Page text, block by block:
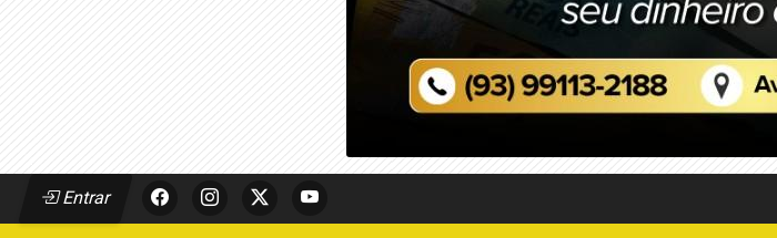
Entrar